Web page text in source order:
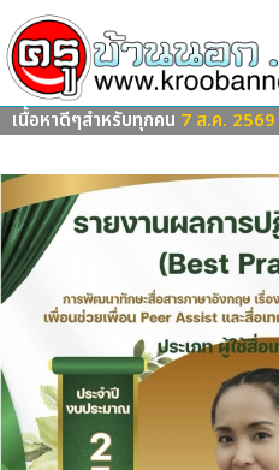
เนื้อหาดีๆสำหรับทุกคน 7 ส.ค. 2569